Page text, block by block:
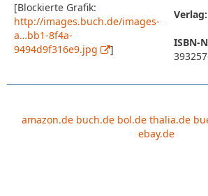
[Blockierte Grafik:
http://images.buch.de/images-
a…bb1-8f4a-
9494d9f316e9.jpg
]
Verlag:
ISBN-
amazon.de buch.de bol.de thalia.de
ebay.de